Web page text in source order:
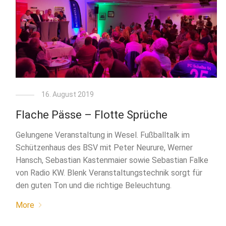
16. August 2019
Flache Pässe – Flotte Sprüche
Gelungene Veranstaltung in Wesel. Fußballtalk im
Schützenhaus des BSV mit Peter Neurure, Werner
Hansch, Sebastian Kastenmaier sowie Sebastian Falke
von Radio KW. Blenk Veranstaltungstechnik sorgt für
den guten Ton und die richtige Beleuchtung.
More